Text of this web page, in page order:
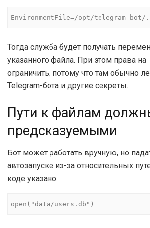
EnvironmentFile=/opt/telegram-bot/
Тогда служба будет получать
указанного файла. При этом права на
ограничить, потому что там обычно
Telegram-бота и другие секреты.
Пути к файлам
предсказуемыми
Бот может работать вручную, но
автозапуске из-за относительных
коде указано:
open("data/users.db")